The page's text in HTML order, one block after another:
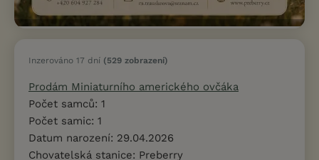
Inzerováno 17 dní (529 zobrazení)
Prodám Miniaturního amerického ovčáka
Počet samců: 1
Počet samic: 1
Datum narození: 29.04.2026
Chovatelská stanice: Preberry